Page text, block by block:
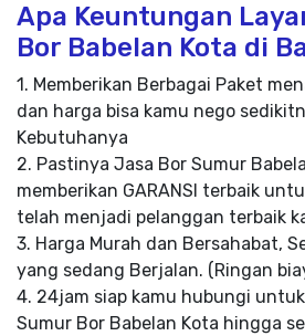
Apa Keuntungan
Bor Babelan Kota di
1. Memberikan Berbagai Paket
dan harga bisa kamu nego
Kebutuhanya
2. Pastinya Jasa Bor Sumur
memberikan GARANSI terbaik
telah menjadi pelanggan terbaik
3. Harga Murah dan Bersahabat,
yang sedang Berjalan. (Ringan
4. 24jam siap kamu hubungi
Sumur Bor Babelan Kota hingga